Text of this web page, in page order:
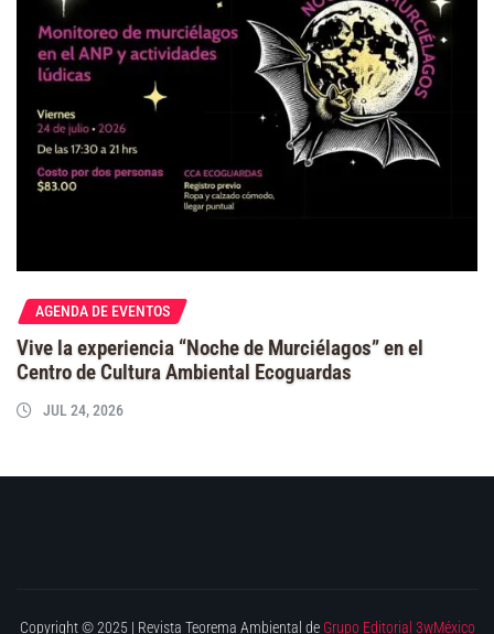
AGENDA DE EVENTOS
Vive la experiencia “Noche de Murciélagos” en el
Centro de Cultura Ambiental Ecoguardas
JUL 24, 2026
Copyright © 2025 | Revista Teorema Ambiental de Grupo Editorial 3wMéxico